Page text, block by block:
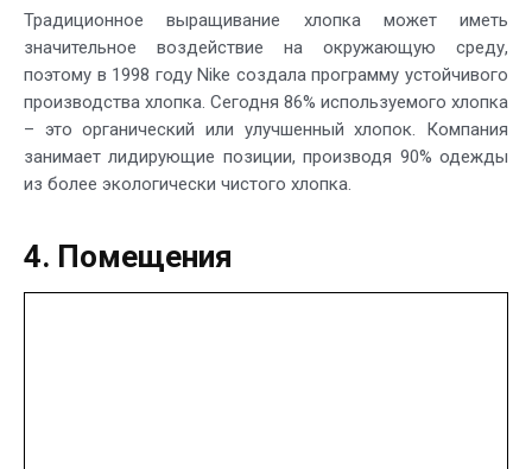
Традиционное выращивание хлопка может иметь
значительное воздействие на окружающую среду,
поэтому в 1998 году Nike создала программу устойчивого
производства хлопка. Сегодня 86% используемого хлопка
– это органический или улучшенный хлопок. Компания
занимает лидирующие позиции, производя 90% одежды
из более экологически чистого хлопка.
4. Помещения